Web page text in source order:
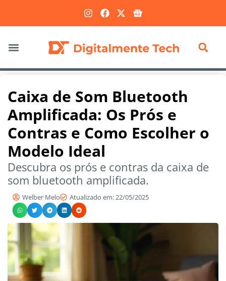
Caixa de Som Bluetooth
Amplificada: Os Prós e
Contras e Como Escolher o
Modelo Ideal
Descubra os prós e contras da caixa de
som bluetooth amplificada.
Welber Melo Atualizado em: 22/05/2025